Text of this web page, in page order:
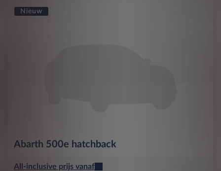
Nieuw
Abarth 500e hatchback
All-inclusive prijs vanaf